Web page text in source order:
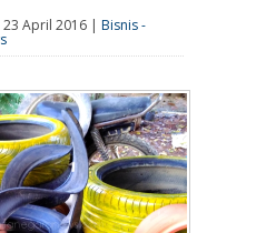
April 2016 | Bisnis -